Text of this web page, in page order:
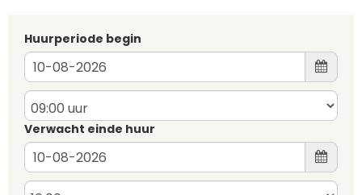
Huurperiode begin
Verwacht einde huur